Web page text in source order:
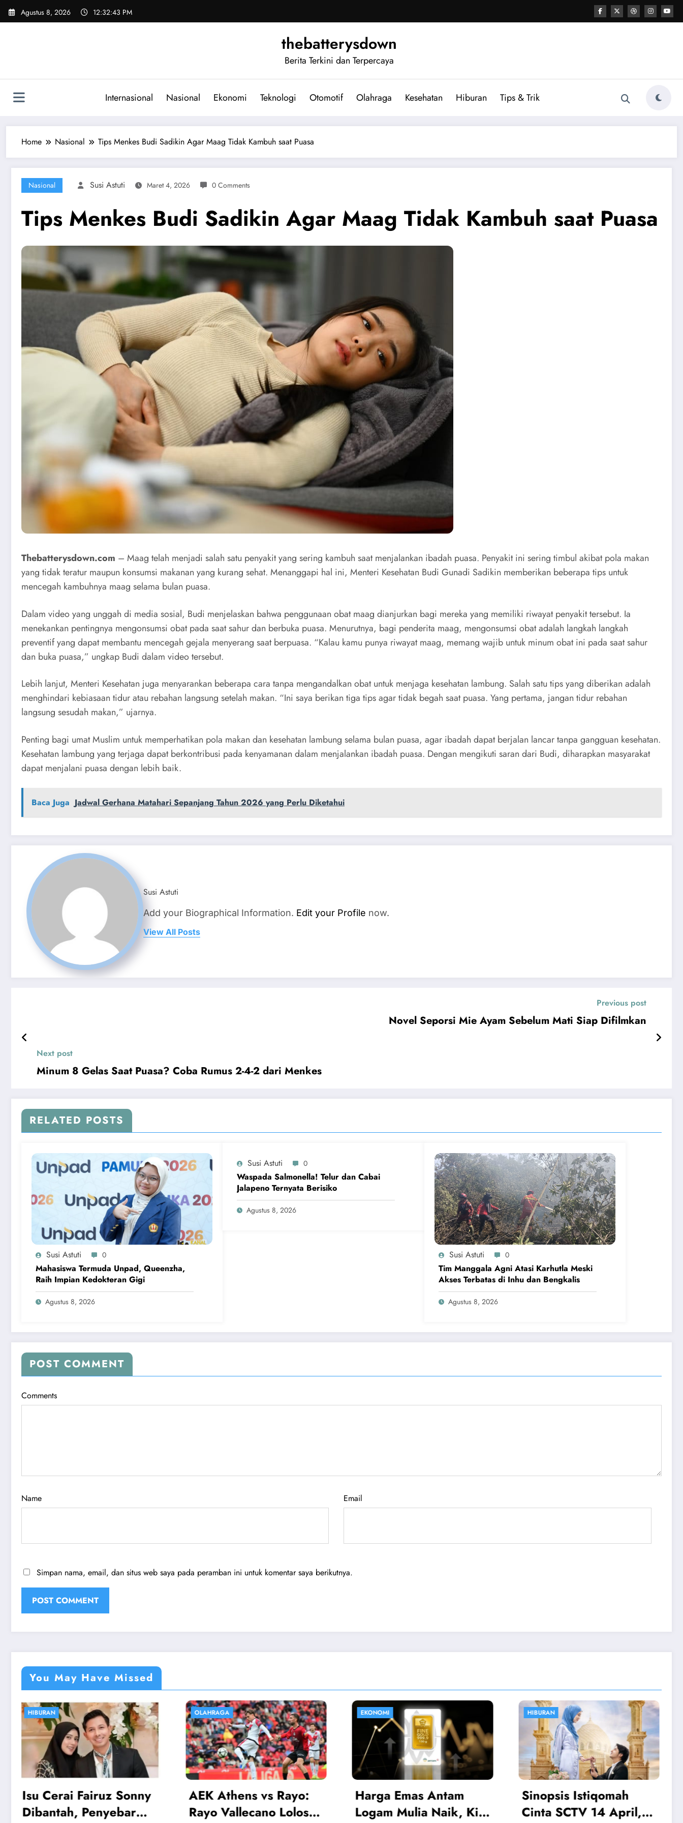
Skip
Agustus 8, 2026 12:32:44 PM
thebatterysdown
Berita Terkini dan Terpercaya
Internasional Nasional Ekonomi Teknologi Otomotif Olahraga Kesehatan Hiburan Tips & Trik
Home Nasional Tips Menkes Budi Sadikin Agar Maag Tidak Kambuh saat Puasa
Nasional Susi Astuti Maret 4, 2026 0 Comments
Tips Menkes Budi Sadikin Agar Maag Tidak Kambuh saat Puasa
Thebatterysdown.com – Maag telah menjadi salah satu penyakit yang sering kambuh saat menjalankan ibadah puasa. Penyakit ini sering timbul akibat pola makan
yang tidak teratur maupun konsumsi makanan yang kurang sehat. Menanggapi hal ini, Menteri Kesehatan Budi Gunadi Sadikin memberikan beberapa tips untuk
mencegah kambuhnya maag selama bulan puasa.
Dalam video yang unggah di media sosial, Budi menjelaskan bahwa penggunaan obat maag dianjurkan bagi mereka yang memiliki riwayat penyakit tersebut. Ia
menekankan pentingnya mengonsumsi obat pada saat sahur dan berbuka puasa. Menurutnya, bagi penderita maag, mengonsumsi obat adalah langkah langkah
preventif yang dapat membantu mencegah gejala menyerang saat berpuasa. “Kalau kamu punya riwayat maag, memang wajib untuk minum obat ini pada saat sahur
dan buka puasa,” ungkap Budi dalam video tersebut.
Lebih lanjut, Menteri Kesehatan juga menyarankan beberapa cara tanpa mengandalkan obat untuk menjaga kesehatan lambung. Salah satu tips yang diberikan adalah
menghindari kebiasaan tidur atau rebahan langsung setelah makan. “Ini saya berikan tiga tips agar tidak begah saat puasa. Yang pertama, jangan tidur rebahan
langsung sesudah makan,” ujarnya.
Penting bagi umat Muslim untuk memperhatikan pola makan dan kesehatan lambung selama bulan puasa, agar ibadah dapat berjalan lancar tanpa gangguan kesehatan.
Kesehatan lambung yang terjaga dapat berkontribusi pada kenyamanan dalam menjalankan ibadah puasa. Dengan mengikuti saran dari Budi, diharapkan masyarakat
dapat menjalani puasa dengan lebih baik.
Baca Juga Jadwal Gerhana Matahari Sepanjang Tahun 2026 yang Perlu Diketahui
Susi Astuti
Add your Biographical Information. Edit your Profile now.
View All Posts
Previous post
Novel Seporsi Mie Ayam Sebelum Mati Siap Difilmkan
Next post
Minum 8 Gelas Saat Puasa? Coba Rumus 2-4-2 dari Menkes
RELATED POSTS
Susi Astuti 0
Mahasiswa Termuda Unpad, Queenzha,
Raih Impian Kedokteran Gigi
Agustus 8, 2026
Susi Astuti 0
Waspada Salmonella! Telur dan Cabai
Jalapeno Ternyata Berisiko
Agustus 8, 2026
Susi Astuti 0
Tim Manggala Agni Atasi Karhutla Meski
Akses Terbatas di Inhu dan Bengkalis
Agustus 8, 2026
POST COMMENT
Comments
Name Email
Simpan nama, email, dan situs web saya pada peramban ini untuk komentar saya berikutnya.
You May Have Missed
OLAHRAGA
AEK Athens vs Rayo:
Rayo Vallecano Lolos
EKONOMI
Harga Emas Antam
Logam Mulia Naik, Kini
HIBURAN
Sinopsis Istiqomah
Cinta SCTV 14 April,
OLAHRAGA
Atalanta vs Juventus:
Boga Jadi Penentu,